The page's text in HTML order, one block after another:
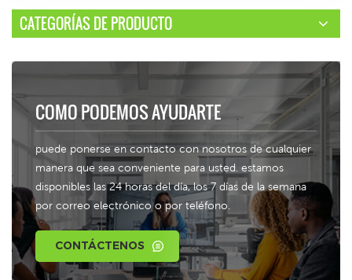
CATEGORÍAS DE PRODUCTO
COMO PODEMOS AYUDARTE
puede ponerse en contacto con nosotros de cualquier
manera que sea conveniente para usted. estamos
disponibles las 24 horas del día, los 7 días de la semana
por correo electrónico o por teléfono.
CONTÁCTENOS